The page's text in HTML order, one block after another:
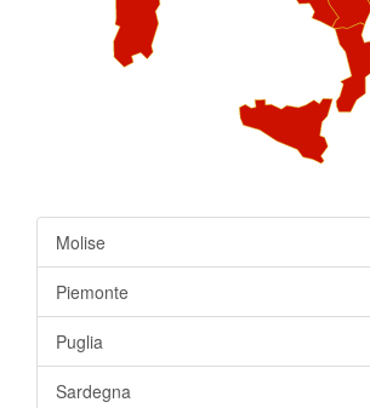
Molise
Piemonte
Puglia
Sardegna